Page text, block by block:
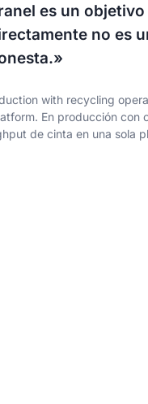
es un
no es
with recycling
En producción con
de cinta en una sola